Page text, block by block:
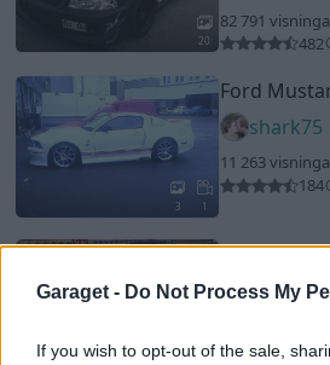
Garaget - Do Not Process My
If you wish to opt-out of the sale,
20
82 791
482
3 1
Ford
shark75
11 263
184
Ford Sierra
37 987